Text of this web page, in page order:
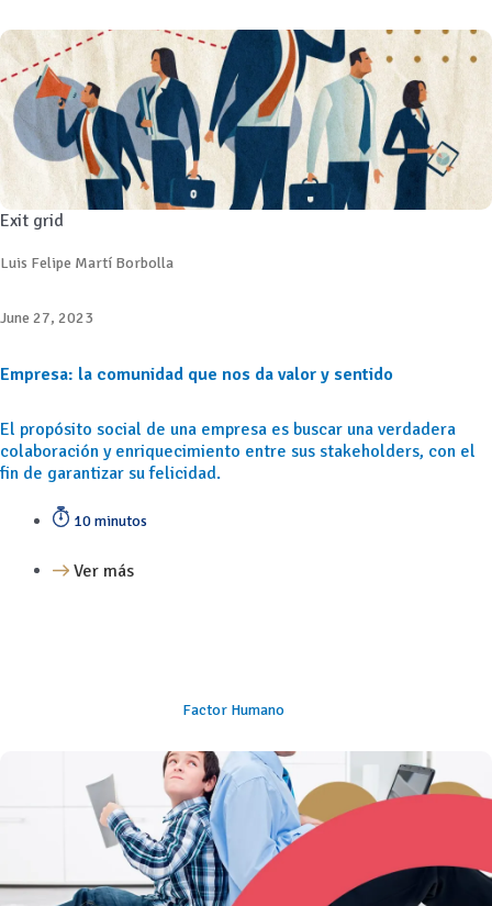
Exit grid
Luis Felipe Martí Borbolla
June 27, 2023
Empresa: la comunidad que nos da valor y sentido
El propósito social de una empresa es buscar una verdadera
colaboración y enriquecimiento entre sus stakeholders, con el
fin de garantizar su felicidad.
10 minutos
Ver más
Factor Humano